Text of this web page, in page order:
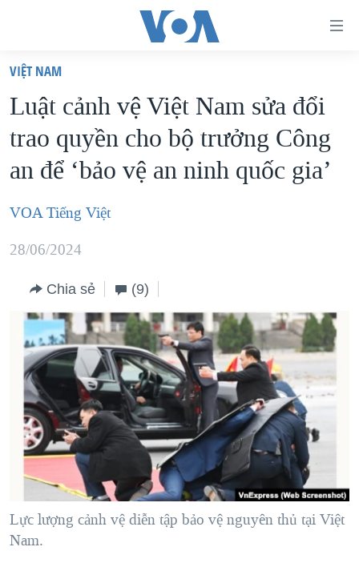
truy
cập
Tới
nội
chính
điều
hướng
chính
"Tìm"
VIỆT NAM
HOA KỲ
BIỂN ĐÔNG
THẾ GIỚI
DIỄN ĐÀN
MỤC
TỰ DO BÁO CHÍ
VẠCH TRẦN TIN GIẢ
NGƯỜI VIỆT HẢI NGOẠI
ĐỜI SỐNG
KINH TẾ
KHOA HỌC
SỨC KHOẺ
VĂN HOÁ
THỂ THAO
CHUYÊN ĐỀ
CHIẾN TRANH THƯƠNG MẠI CỦA MỸ: QUÁ KHỨ VÀ HIỆN
TẠI
HÀNH TRÌNH BẦU CỬ 2024
MỘT NĂM CHIẾN TRANH TẠI DẢI GAZA
GIẢI MÃ VÀNH ĐAI & CON ĐƯỜNG
NGÀY TỊ NẠN THẾ GIỚI
GROUND ZERO – XƯA VÀ NAY
HỌC TIẾNG ANH
VIDEO
NGHE
MẠNG XÃ HỘI
Ngôn ngữ khác
VIỆT NAM
Luật cảnh vệ Việt Nam sửa đổi
trao quyền cho bộ trưởng Công
an để ‘bảo vệ an ninh quốc gia’
VOA Tiếng Việt
28/06/2024
Chia sẻ (9)
Lực lượng cảnh vệ diễn tập bảo vệ nguyên thủ tại Việt
Nam.